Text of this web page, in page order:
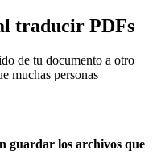
traducir PDFs
de tu documento a otro
muchas personas
guardar los archivos que